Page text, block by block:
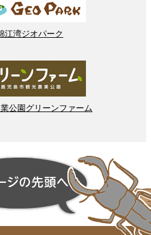
江湾ジオパーク
公園 グリーンファーム